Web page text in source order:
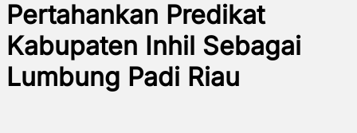
Pertahankan Predikat
Kabupaten Inhil Sebagai
Lumbung Padi Riau